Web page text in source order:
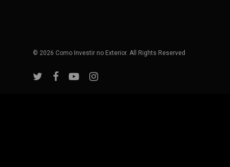
© 2026 Como Investir no Exterior. All Rights Reserved